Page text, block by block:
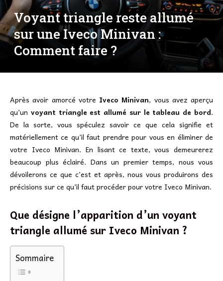
Voyant triangle reste allumé
sur une Iveco Minivan :
Comment faire ?
Après avoir amorcé votre Iveco Minivan, vous avez aperçu
qu’un voyant triangle est allumé sur le tableau de bord.
De la sorte, vous spéculez savoir ce que cela signifie et
matériellement ce qu’il faut prendre pour vous en éliminer de
votre Iveco Minivan. En lisant ce texte, vous demeurerez
beaucoup plus éclairé. Dans un premier temps, nous vous
dévoilerons ce que c’est et après, nous vous produirons des
précisions sur ce qu’il faut procéder pour votre Iveco Minivan.
Que désigne l’apparition d’un voyant
triangle allumé sur Iveco Minivan ?
Sommaire